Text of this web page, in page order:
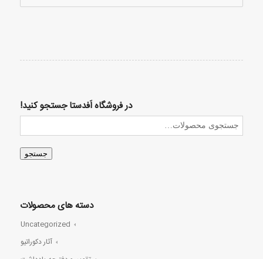
در فروشگاه اَفدستا جستجو کنید!
جستجو
دسته های محصولات
Uncategorized
آثار دکوراتیو